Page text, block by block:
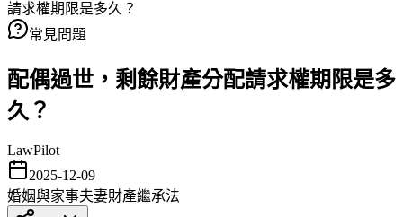
請求權期限是多久？
常見問題
配偶過世，剩餘財產分配請求權期限是多
久？
LawPilot
2025-12-09
婚姻與家事夫妻財產繼承法